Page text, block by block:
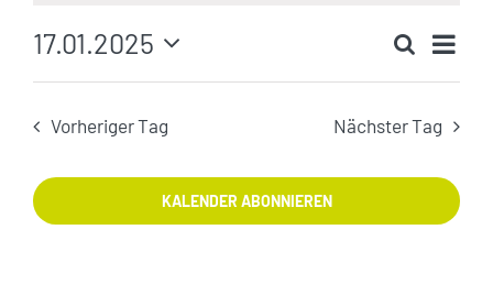
Such-
Suche
Tag
17.01.2025
Datum
Vorheriger Tag Nächster Tag
KALENDER ABONNIEREN